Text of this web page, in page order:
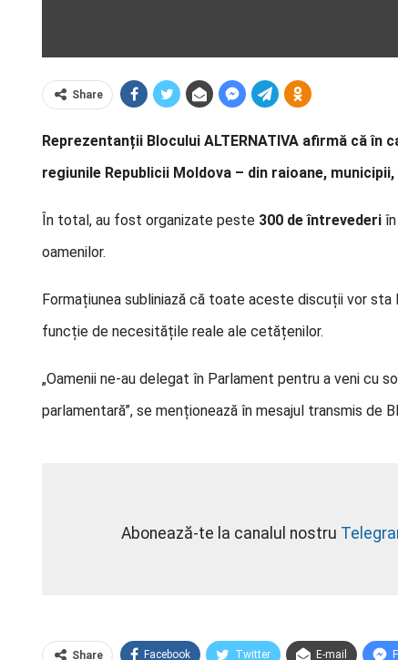
Share
Reprezentanții Blocului ALTERNATIVA afirmă că
regiunile Republicii Moldova – din raioane,
În total, au fost organizate peste 300 de întrevederi
oamenilor.
Formațiunea subliniază că toate aceste discuții vor sta
funcție de necesitățile reale ale cetățenilor.
„Oamenii ne-au delegat în Parlament pentru a veni cu
parlamentară”, se menționează în mesajul transmis de
Abonează-te la canalul nostru
Share Facebook Twitter E-mail